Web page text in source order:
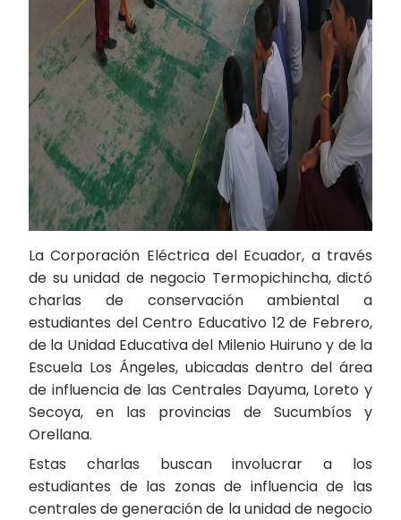
La Corporación Eléctrica del Ecuador, a través
de su unidad de negocio Termopichincha, dictó
charlas de conservación ambiental a
estudiantes del Centro Educativo 12 de Febrero,
de la Unidad Educativa del Milenio Huiruno y de la
Escuela Los Ángeles, ubicadas dentro del área
de influencia de las Centrales Dayuma, Loreto y
Secoya, en las provincias de Sucumbíos y
Orellana.
Estas charlas buscan involucrar a los
estudiantes de las zonas de influencia de las
centrales de generación de la unidad de negocio